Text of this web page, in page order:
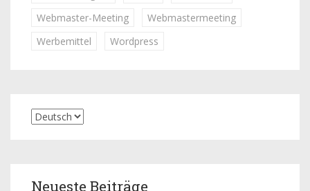
Webmaster-Meeting
Webmastermeeting
Werbemittel
Wordpress
Neueste Beiträge